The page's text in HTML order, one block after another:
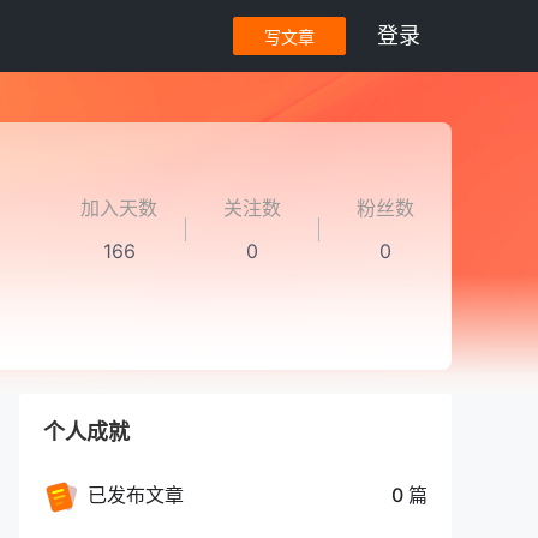
写文章 登录
加入天数
166
关注数
0
粉丝数
0
个人成就
已发布文章 0 篇